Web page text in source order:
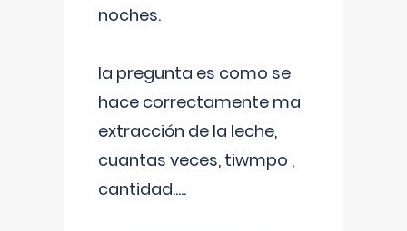
noches.
la pregunta es como se
hace correctamente ma
extracción de la leche,
cuantas veces, tiwmpo ,
cantidad.....